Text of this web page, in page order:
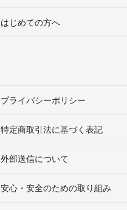
はじめての方へ
プライバシーポリシー
特定商取引法に基づく表記
外部送信について
安心・安全のための取り組み